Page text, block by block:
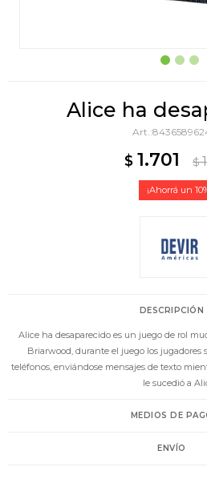
Alice ha
$ 1.701 $
10
DESCRIPCIÓN
Alice ha desaparecido es un juego de rol
Briarwood, durante el juego los jugadores
teléfonos, enviándose mensajes de texto
le sucedió a
MEDIOS DE
ENVÍO